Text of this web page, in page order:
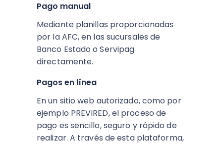
Pago manual
Mediante planillas proporcionadas
por la AFC, en las sucursales de
Banco Estado o Servipag
directamente.
Pagos en línea
En un sitio web autorizado, como por
ejemplo PREVIRED, el proceso de
pago es sencillo, seguro y rápido de
realizar. A través de esta plataforma,